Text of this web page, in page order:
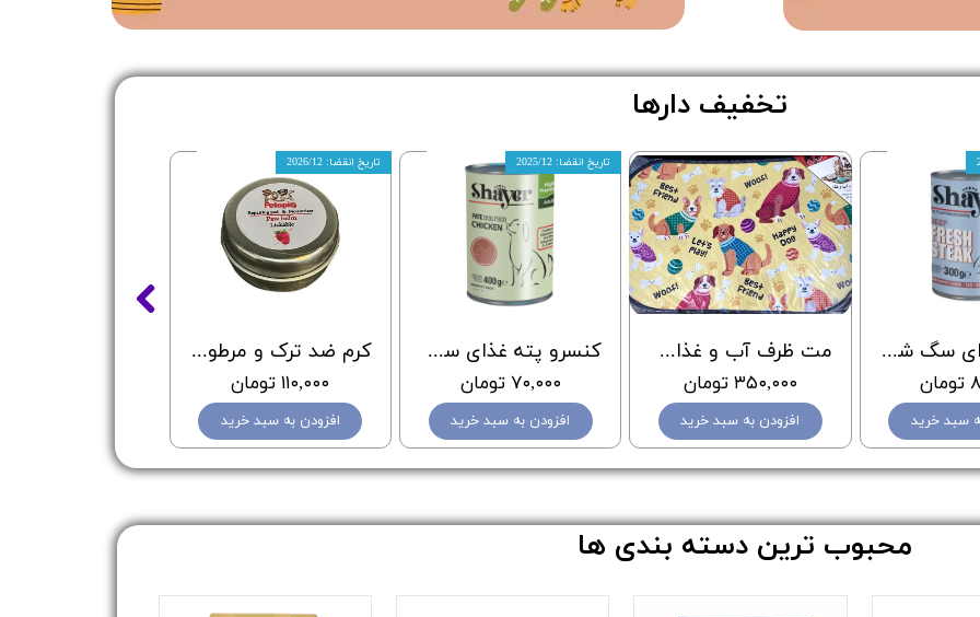
کرم ضد ترک و مرطوب کننده پنجه سگ و گربه پتوپیا با طعم توت فرنگی - Petopia Paw balm lickable
۱۱۰,۰۰۰ تومان
افزودن به سبد خرید
تاریخ انقضا: 2026/12
کنسرو پته غذای سگ شایر با طعم مرغ - Shayer Pate Dog Food Chicken - وزن 400 گرم
۷۰,۰۰۰ تومان
افزودن به سبد خرید
تاریخ انقضا: 2025/12
مت ظرف آب و غذای سگ و گربه ژوانیت JUANIT طرح سگ
۳۵۰,۰۰۰ تومان
افزودن به سبد خرید
کنسرو غذای سگ شایر با طعم استیک گوشت - Shayer BEEF FRESH STEAK - وزن 300 گرم
سبد خرید
تخفیف دارها
محبوب ترین دسته بندی ها